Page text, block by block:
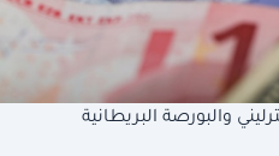
والبورصة البريطانية